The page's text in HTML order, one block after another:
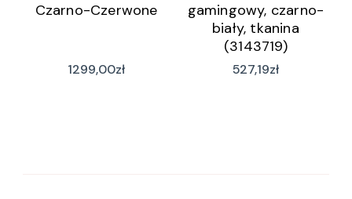
Czarno-Czerwone
1299,00zł
gamingowy, czarno-
biały, tkanina
(3143719)
527,19zł